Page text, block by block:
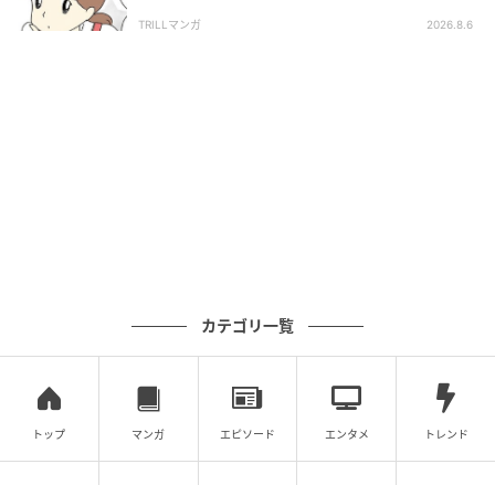
TRILLマンガ 2026.8.6
カテゴリ一覧
トップ マンガ エピソード エンタメ トレンド